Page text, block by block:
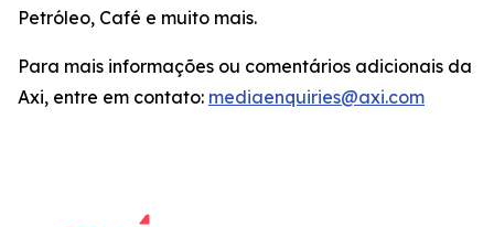
Petróleo, Café e muito mais.
Para mais informações ou comentários adicionais da
Axi, entre em contato: mediaenquiries@axi.com